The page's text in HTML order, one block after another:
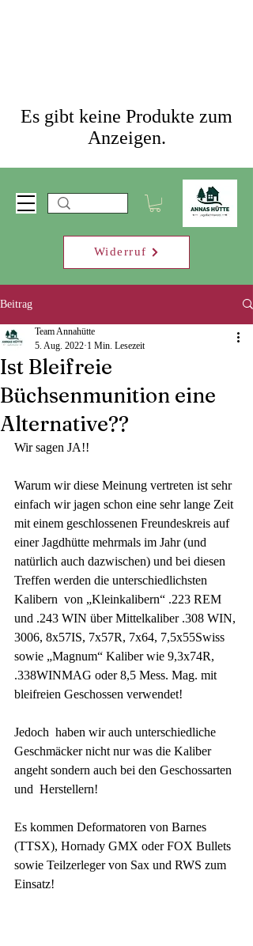
Es gibt keine Produkte zum
Anzeigen.
Widerruf
Beitrag
Ist Bleifreie
Büchsenmunition eine
Alternative??
Team Annahütte
5. Aug. 2022 1 Min. Lesezeit
Wir sagen JA!!
Warum wir diese Meinung vertreten ist sehr
einfach wir jagen schon eine sehr lange Zeit
mit einem geschlossenen Freundeskreis auf
einer Jagdhütte mehrmals im Jahr (und
natürlich auch dazwischen) und bei diesen
Treffen werden die unterschiedlichsten
Kalibern  von „Kleinkalibern“ .223 REM
und .243 WIN über Mittelkaliber .308 WIN,
3006, 8x57IS, 7x57R, 7x64, 7,5x55Swiss
sowie „Magnum“ Kaliber wie 9,3x74R,
.338WINMAG oder 8,5 Mess. Mag. mit
bleifreien Geschossen verwendet!
Jedoch  haben wir auch unterschiedliche
Geschmäcker nicht nur was die Kaliber
angeht sondern auch bei den Geschossarten
und  Herstellern!
Es kommen Deformatoren von Barnes
(TTSX), Hornady GMX oder FOX Bullets
sowie Teilzerleger von Sax und RWS zum
Einsatz!